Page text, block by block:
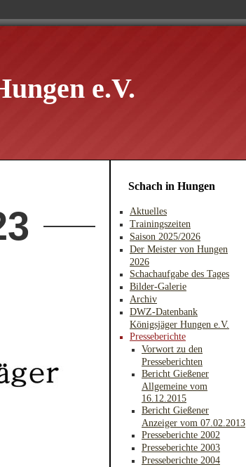
e.V.
Schach in Hungen
Aktuelles
Trainingszeiten
Saison 2025/2026
Der Meister von Hungen
2026
Schachaufgabe des Tages
Bilder-Galerie
Archiv
DWZ-Datenbank
Königsjäger Hungen e.V.
Presseberichte
Vorwort zu den
Presseberichten
Bericht Gießener
Allgemeine vom
16.12.2015
Bericht Gießener
Anzeiger vom 07.02.2013
Presseberichte 2002
Presseberichte 2003
Presseberichte 2004